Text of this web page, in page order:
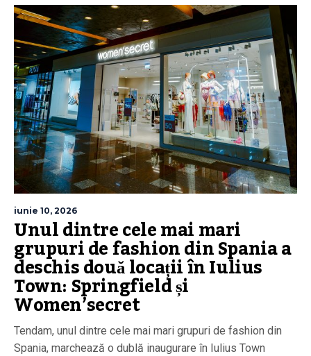
iunie 10, 2026
Unul dintre cele mai mari
grupuri de fashion din Spania a
deschis două locații în Iulius
Town: Springfield și
Women’secret
Tendam, unul dintre cele mai mari grupuri de fashion din
Spania, marchează o dublă inaugurare în Iulius Town